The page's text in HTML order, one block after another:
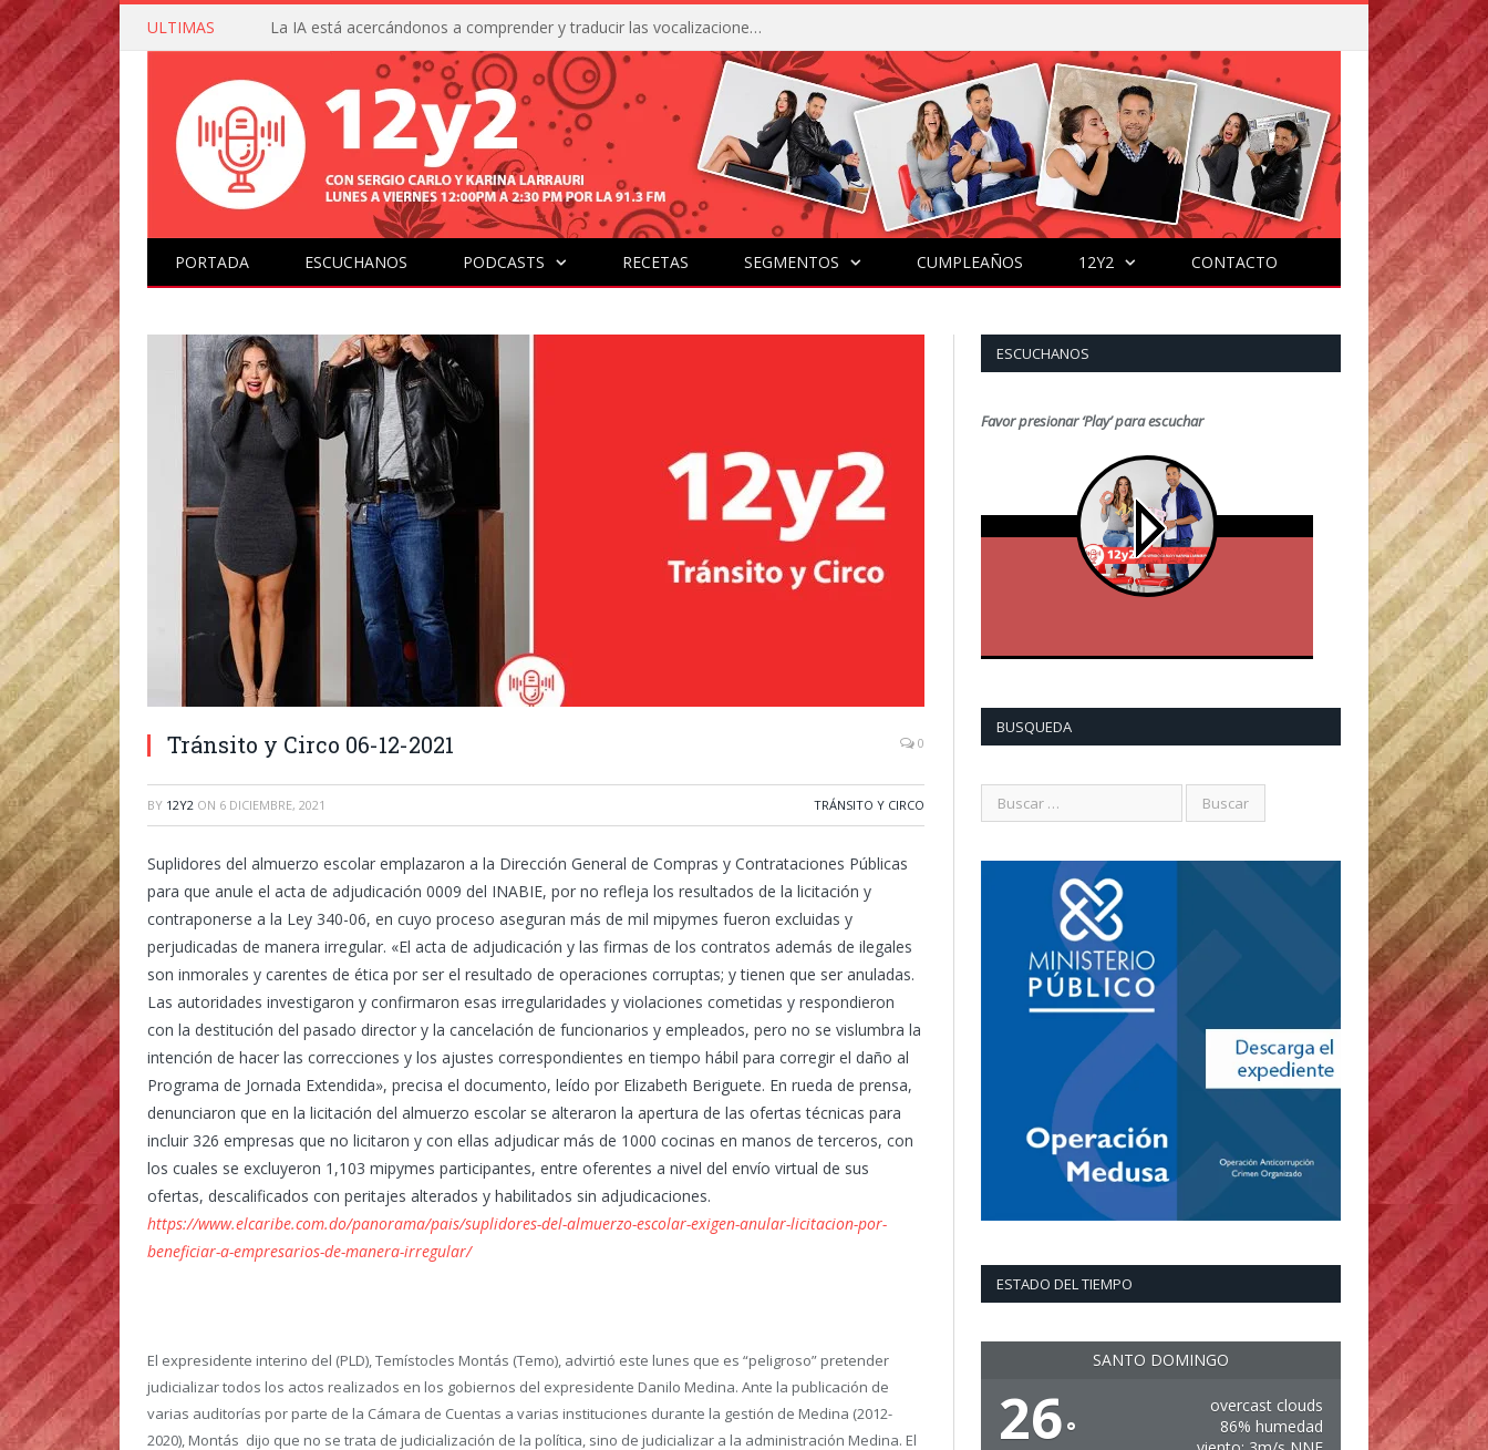
ULTIMAS La IA está acercándonos a comprender y traducir las vocalizaciones y comportamientos de nuestras mascotas
PORTADA ESCUCHANOS PODCASTS RECETAS SEGMENTOS CUMPLEAÑOS 12Y2 CONTACTO
Tránsito y Circo 06-12-2021 0
BY 12Y2 ON 6 DICIEMBRE, 2021 TRÁNSITO Y CIRCO
Suplidores del almuerzo escolar emplazaron a la Dirección General de Compras y Contrataciones Públicas
para que anule el acta de adjudicación 0009 del INABIE, por no refleja los resultados de la licitación y
contraponerse a la Ley 340-06, en cuyo proceso aseguran más de mil mipymes fueron excluidas y
perjudicadas de manera irregular. «El acta de adjudicación y las firmas de los contratos además de ilegales
son inmorales y carentes de ética por ser el resultado de operaciones corruptas; y tienen que ser anuladas.
Las autoridades investigaron y confirmaron esas irregularidades y violaciones cometidas y respondieron
con la destitución del pasado director y la cancelación de funcionarios y empleados, pero no se vislumbra la
intención de hacer las correcciones y los ajustes correspondientes en tiempo hábil para corregir el daño al
Programa de Jornada Extendida», precisa el documento, leído por Elizabeth Beriguete. En rueda de prensa,
denunciaron que en la licitación del almuerzo escolar se alteraron la apertura de las ofertas técnicas para
incluir 326 empresas que no licitaron y con ellas adjudicar más de 1000 cocinas en manos de terceros, con
los cuales se excluyeron 1,103 mipymes participantes, entre oferentes a nivel del envío virtual de sus
ofertas, descalificados con peritajes alterados y habilitados sin adjudicaciones.
https://www.elcaribe.com.do/panorama/pais/suplidores-del-almuerzo-escolar-exigen-anular-licitacion-por-
beneficiar-a-empresarios-de-manera-irregular/
El expresidente interino del (PLD), Temístocles Montás (Temo), advirtió este lunes que es “peligroso” pretender
judicializar todos los actos realizados en los gobiernos del expresidente Danilo Medina. Ante la publicación de
varias auditorías por parte de la Cámara de Cuentas a varias instituciones durante la gestión de Medina (2012-
2020), Montás dijo que no se trata de judicialización de la política, sino de judicializar a la administración Medina. El
ESCUCHANOS
Favor presionar ‘Play’ para escuchar
BUSQUEDA
ESTADO DEL TIEMPO
SANTO DOMINGO
26°
overcast clouds
86% humedad